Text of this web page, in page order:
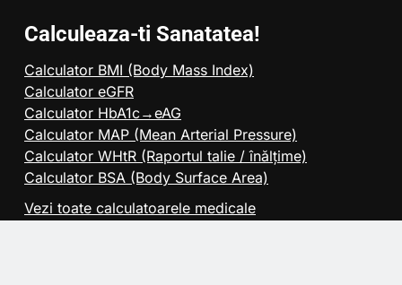
Calculeaza-ti Sanatatea!
Calculator BMI (Body Mass Index)
Calculator eGFR
Calculator HbA1c→eAG
Calculator MAP (Mean Arterial Pressure)
Calculator WHtR (Raportul talie / înălțime)
Calculator BSA (Body Surface Area)
Vezi toate calculatoarele medicale